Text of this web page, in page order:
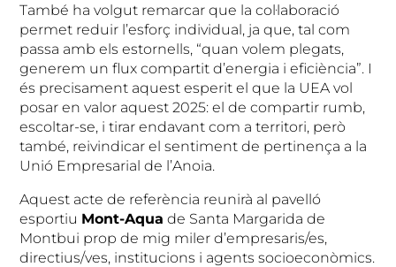
També ha volgut remarcar que la col·laboració
permet reduir l’esforç individual, ja que, tal com
passa amb els estornells, “quan volem plegats,
generem un flux compartit d’energia i eficiència”. I
és precisament aquest esperit el que la UEA vol
posar en valor aquest 2025: el de compartir rumb,
escoltar-se, i tirar endavant com a territori, però
també, reivindicar el sentiment de pertinença a la
Unió Empresarial de l’Anoia.
Aquest acte de referència reunirà al pavelló
esportiu Mont-Aqua de Santa Margarida de
Montbui prop de mig miler d’empresaris/es,
directius/ves, institucions i agents socioeconòmics.